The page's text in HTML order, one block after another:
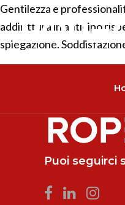
Gentilezza e
addirittura in anticipo
spiegazione.
Puoi seguirci